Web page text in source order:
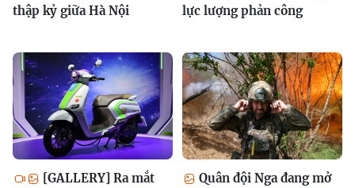
thập kỷ giữa Hà Nội
lực lượng phản công
[GALLERY] Ra mắt
Quân đội Nga đang mở